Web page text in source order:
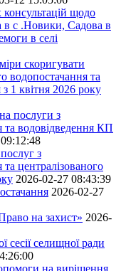
щодо
в с .Новики, Садова в
в селі
скоригувати
водопостачання та
1 квітня 2026 року
послуги з
та водовідведення КП
з
централізованого
2026-02-27 08:43:39
2026-02-27
на захист» 2026-
сесії селищної ради
на вирішення